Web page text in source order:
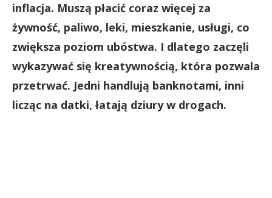
inflacja. Muszą płacić coraz więcej za
żywność, paliwo, leki, mieszkanie, usługi, co
zwiększa poziom ubóstwa. I dlatego zaczęli
wykazywać się kreatywnością, która pozwala
przetrwać. Jedni handlują banknotami, inni
licząc na datki, łatają dziury w drogach.